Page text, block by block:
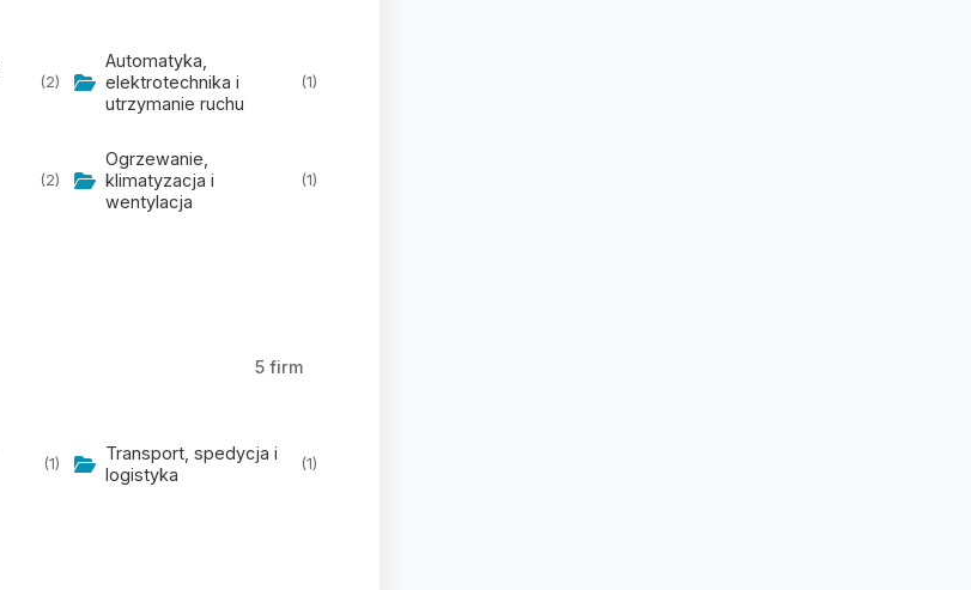
(2)
Automatyka,
elektrotechnika i
utrzymanie ruchu
(1)
(2)
Ogrzewanie,
klimatyzacja i
wentylacja
(1)
5 firm
(1)
Transport, spedycja i
logistyka
(1)